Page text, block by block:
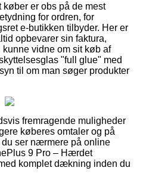
er obs på de mest
for ordren, for
e-butikken tilbyder. Her er
opbevarer sin faktura,
vidne om sit køb af
"full glue" med
til om man søger produkter
fremragende muligheder
køberes omtaler og på
du ser nærmere på online
9 Pro – Hærdet
komplet dækning inden du